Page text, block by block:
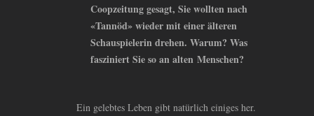
Coopzeitung gesagt, Sie wollten nach
«Tannöd» wieder mit einer älteren
Schauspielerin drehen. Warum? Was
fasziniert Sie so an alten Menschen?
Ein gelebtes Leben gibt natürlich einiges her.